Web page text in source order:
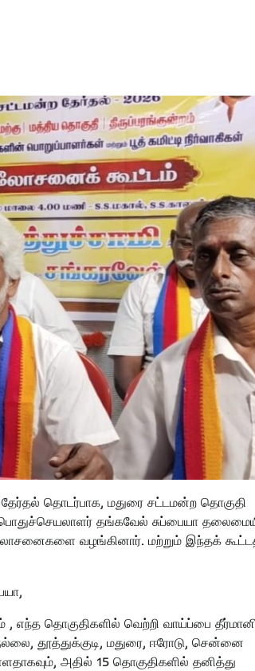
தொடர்பாக, மதுரை சட்டமன்ற தொகுதி
தங்கவேல் சுப்பையா
வழங்கினார். மற்றும் இந்தக்
, எந்த தொகுதிகளில் வெற்றி வாய்ப்பை
தூத்துக்குடி, மதுரை, ஈரோடு, சென்னை
அதில் 15 தொகுதிகளில் தனித்து